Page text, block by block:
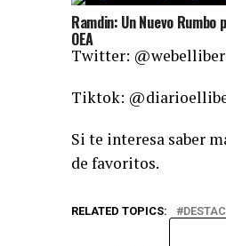
Twitter:
Tiktok:
Si te interesa saber
de favoritos.
RELATED TOPICS:
Ramdin: Un Nuevo Rumbo
OEA